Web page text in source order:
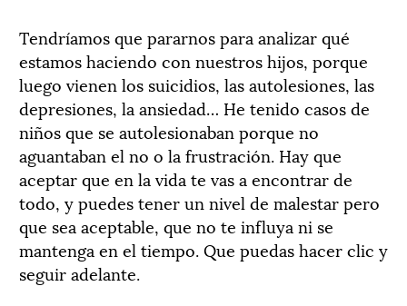
Tendríamos que pararnos para analizar qué
estamos haciendo con nuestros hijos, porque
luego vienen los suicidios, las autolesiones, las
depresiones, la ansiedad… He tenido casos de
niños que se autolesionaban porque no
aguantaban el no o la frustración. Hay que
aceptar que en la vida te vas a encontrar de
todo, y puedes tener un nivel de malestar pero
que sea aceptable, que no te influya ni se
mantenga en el tiempo. Que puedas hacer clic y
seguir adelante.